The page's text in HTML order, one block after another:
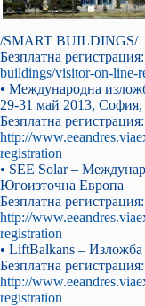
/SMART BUILDINGS/
Безплатна регистрация:
buildings/visitor-on-line-
• Международна
29-31 май 2013,
Безплатна регистрация:
http://
registration
• SEE Solar –
Югоизточна Европа
Безплатна регистрация:
http://
registration
• LiftBalkans – Изложба
Безплатна регистрация:
http://
registration